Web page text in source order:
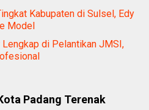
Kabupaten di Sulsel, Edy
Model
di Pelantikan JMSI,
Padang Terenak